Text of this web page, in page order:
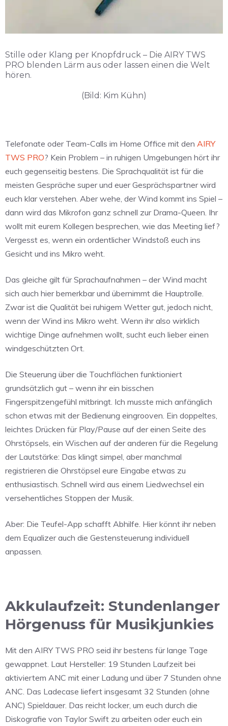
Stille oder Klang per Knopfdruck – Die AIRY TWS
PRO blenden Lärm aus oder lassen einen die Welt
hören.
(Bild: Kim Kühn)
Telefonate oder Team-Calls im Home Office mit den AIRY
TWS PRO? Kein Problem – in ruhigen Umgebungen hört ihr
euch gegenseitig bestens. Die Sprachqualität ist für die
meisten Gespräche super und euer Gesprächspartner wird
euch klar verstehen. Aber wehe, der Wind kommt ins Spiel –
dann wird das Mikrofon ganz schnell zur Drama-Queen. Ihr
wollt mit eurem Kollegen besprechen, wie das Meeting lief?
Vergesst es, wenn ein ordentlicher Windstoß euch ins
Gesicht und ins Mikro weht.
Das gleiche gilt für Sprachaufnahmen – der Wind macht
sich auch hier bemerkbar und übernimmt die Hauptrolle.
Zwar ist die Qualität bei ruhigem Wetter gut, jedoch nicht,
wenn der Wind ins Mikro weht. Wenn ihr also wirklich
wichtige Dinge aufnehmen wollt, sucht euch lieber einen
windgeschützten Ort.
Die Steuerung über die Touchflächen funktioniert
grundsätzlich gut – wenn ihr ein bisschen
Fingerspitzengefühl mitbringt. Ich musste mich anfänglich
schon etwas mit der Bedienung eingrooven. Ein doppeltes,
leichtes Drücken für Play/Pause auf der einen Seite des
Ohrstöpsels, ein Wischen auf der anderen für die Regelung
der Lautstärke: Das klingt simpel, aber manchmal
registrieren die Ohrstöpsel eure Eingabe etwas zu
enthusiastisch. Schnell wird aus einem Liedwechsel ein
versehentliches Stoppen der Musik.
Aber: Die Teufel-App schafft Abhilfe. Hier könnt ihr neben
dem Equalizer auch die Gestensteuerung individuell
anpassen.
Akkulaufzeit: Stundenlanger
Hörgenuss für Musikjunkies
Mit den AIRY TWS PRO seid ihr bestens für lange Tage
gewappnet. Laut Hersteller: 19 Stunden Laufzeit bei
aktiviertem ANC mit einer Ladung und über 7 Stunden ohne
ANC. Das Ladecase liefert insgesamt 32 Stunden (ohne
ANC) Spieldauer. Das reicht locker, um euch durch die
Diskografie von Taylor Swift zu arbeiten oder euch ein